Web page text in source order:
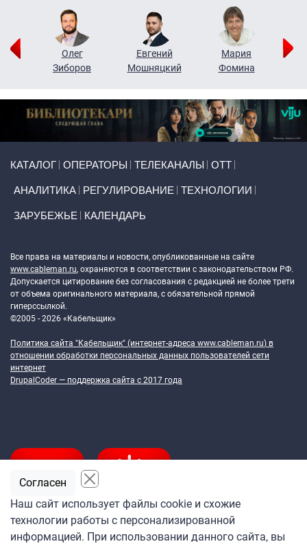
Олег
Зиборов
Евгений
Мошняцкий
Мария
Фомина
КАТАЛОГ ОПЕРАТОРЫ ТЕЛЕКАНАЛЫ ОТТ
АНАЛИТИКА РЕГУЛИРОВАНИЕ ТЕХНОЛОГИИ
ЗАРУБЕЖЬЕ КАЛЕНДАРЬ
Все права на материалы и новости, опубликованные на сайте
www.cableman.ru, охраняются в соответствии с законодательством РФ.
Допускается цитирование без согласования с редакцией не более трети
от объема оригинального материала, с обязательной прямой
гиперссылкой.
©2005 - 2026 «Кабельщик»
Политика сайта "Кабельщик" (интернет-адреса www.cableman.ru) в
отношении обработки персональных данных пользователей сети
интернет
DrupalCoder — поддержка сайта c 2017 года
Подпишитесь
Наш сайт использует файлы cookie и схожие
технологии работы с персонализированной
информацией. При использовании данного сайта, вы
Согласен